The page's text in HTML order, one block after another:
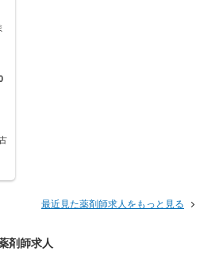
最近見た薬剤師求人をもっと見る
剤師求人